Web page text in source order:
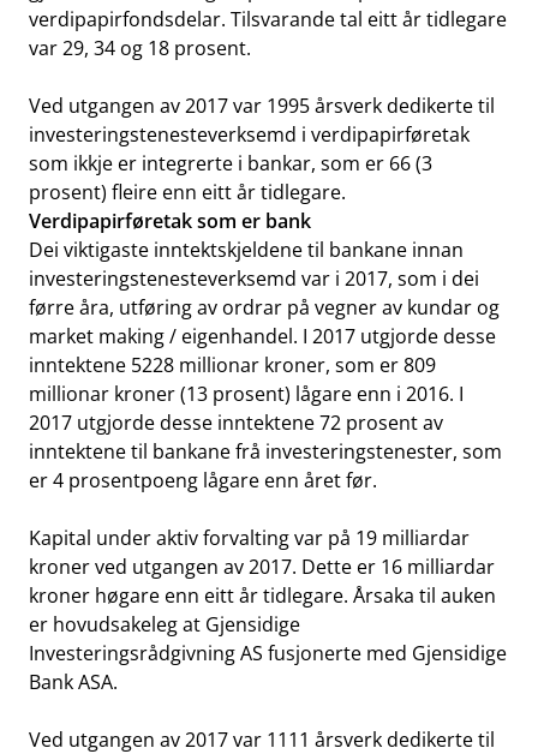
verdipapirfondsdelar. Tilsvarande tal eitt år tidlegare
var 29, 34 og 18 prosent.
Ved utgangen av 2017 var 1995 årsverk dedikerte til
investeringstenesteverksemd i verdipapirføretak
som ikkje er integrerte i bankar, som er 66 (3
prosent) fleire enn eitt år tidlegare.
Verdipapirføretak som er bank
Dei viktigaste inntektskjeldene til bankane innan
investeringstenesteverksemd var i 2017, som i dei
førre åra, utføring av ordrar på vegner av kundar og
market making / eigenhandel. I 2017 utgjorde desse
inntektene 5228 millionar kroner, som er 809
millionar kroner (13 prosent) lågare enn i 2016. I
2017 utgjorde desse inntektene 72 prosent av
inntektene til bankane frå investeringstenester, som
er 4 prosentpoeng lågare enn året før.
Kapital under aktiv forvalting var på 19 milliardar
kroner ved utgangen av 2017. Dette er 16 milliardar
kroner høgare enn eitt år tidlegare. Årsaka til auken
er hovudsakeleg at Gjensidige
Investeringsrådgivning AS fusjonerte med Gjensidige
Bank ASA.
Ved utgangen av 2017 var 1111 årsverk dedikerte til